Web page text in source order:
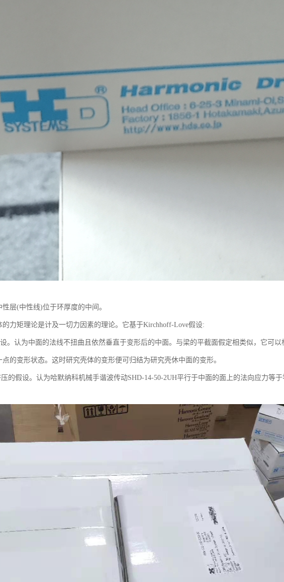
层(中性线)位于环厚度的中间。
的力矩理论是计及一切力因素的理论。它基于Kirchhoff-Love假设:
。认为中面的法线不扭曲且依然垂直于变形后的中面。与梁的平截面假定相类似，它可以
的变形状态。这时研究壳体的变形便可归结为研究壳休中面的变形。
的假设。认为哈默纳科机械手谐波传动SHD-14-50-2UH平行于中面的面上的法向应力等